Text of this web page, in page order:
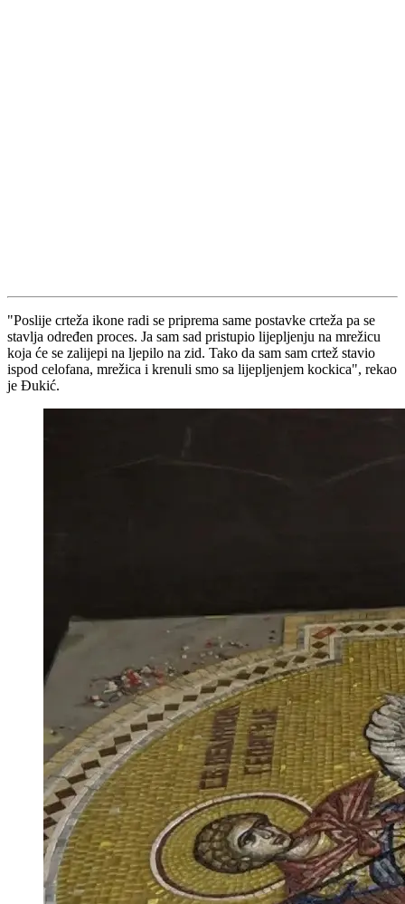
"Poslije crteža ikone radi se priprema same postavke crteža pa se
stavlja određen proces. Ja sam sad pristupio lijepljenju na mrežicu
koja će se zalijepi na ljepilo na zid. Tako da sam sam crtež stavio
ispod celofana, mrežica i krenuli smo sa lijepljenjem kockica", rekao
je Đukić.